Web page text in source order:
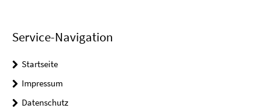
Service-Navigation
Startseite
Impressum
Datenschutz